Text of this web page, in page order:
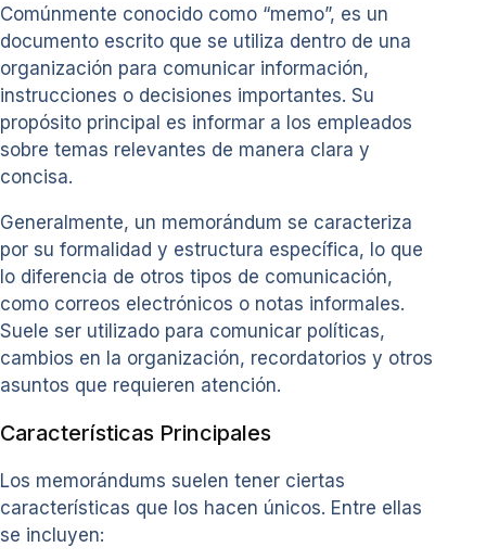
Comúnmente conocido como “memo”, es un
documento escrito que se utiliza dentro de una
organización para comunicar información,
instrucciones o decisiones importantes. Su
propósito principal es informar a los empleados
sobre temas relevantes de manera clara y
concisa.
Generalmente, un memorándum se caracteriza
por su formalidad y estructura específica, lo que
lo diferencia de otros tipos de comunicación,
como correos electrónicos o notas informales.
Suele ser utilizado para comunicar políticas,
cambios en la organización, recordatorios y otros
asuntos que requieren atención.
Características Principales
Los memorándums suelen tener ciertas
características que los hacen únicos. Entre ellas
se incluyen: